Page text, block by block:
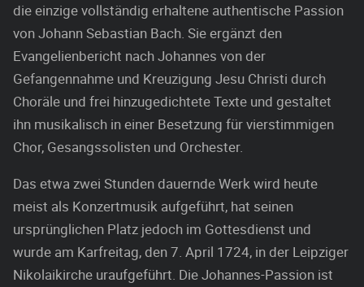
die einzige vollständig erhaltene authentische Passion
von Johann Sebastian Bach. Sie ergänzt den
Evangelienbericht nach Johannes von der
Gefangennahme und Kreuzigung Jesu Christi durch
Choräle und frei hinzugedichtete Texte und gestaltet
ihn musikalisch in einer Besetzung für vierstimmigen
Chor, Gesangssolisten und Orchester.
Das etwa zwei Stunden dauernde Werk wird heute
meist als Konzertmusik aufgeführt, hat seinen
ursprünglichen Platz jedoch im Gottesdienst und
wurde am Karfreitag, den 7. April 1724, in der Leipziger
Nikolaikirche uraufgeführt. Die Johannes-Passion ist